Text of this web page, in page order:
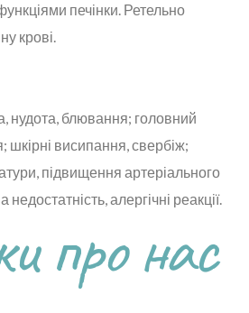
печінки. Ретельно
крові.
нудота, блювання; головний
шкірні висипання, свербіж;
підвищення артеріального
алергічні реакції.
про нас